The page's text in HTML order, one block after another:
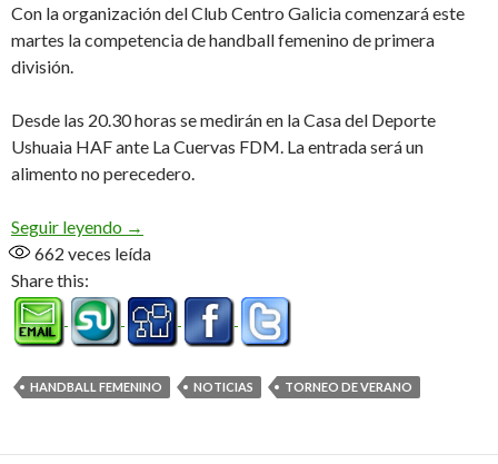
Con la organización del Club Centro Galicia comenzará este
martes la competencia de handball femenino de primera
división.
Desde las 20.30 horas se medirán en la Casa del Deporte
Ushuaia HAF ante La Cuervas FDM. La entrada será un
alimento no perecedero.
Seguir leyendo Triangular de Verano
→
662 veces leída
Share this:
HANDBALL FEMENINO NOTICIAS TORNEO DE VERANO